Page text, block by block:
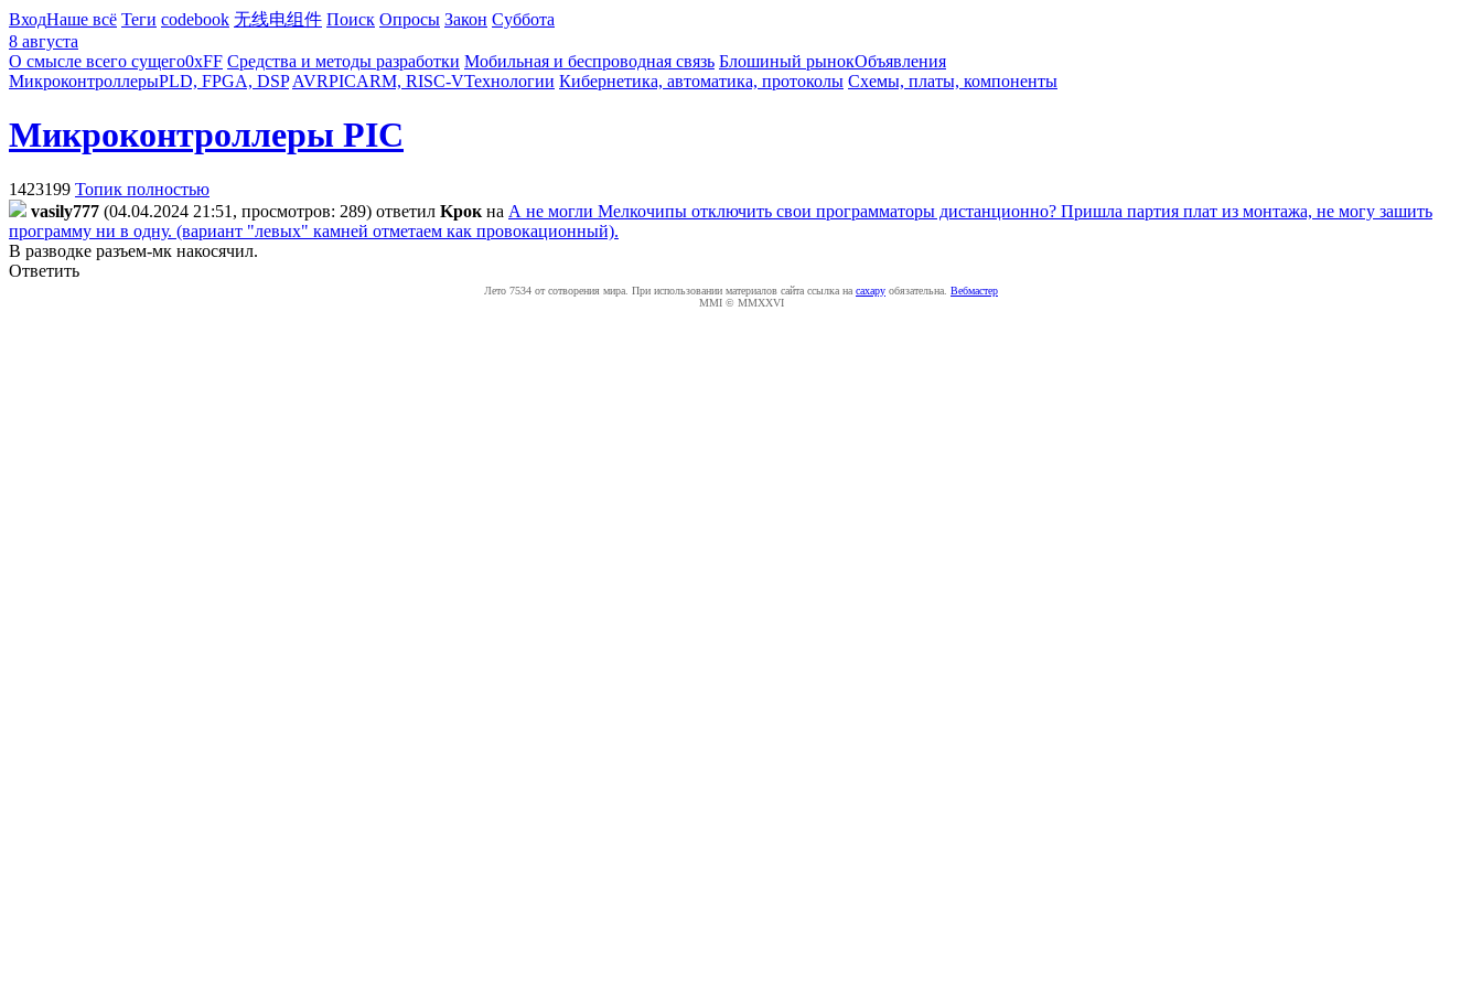
ВходНаше всё Теги codebook 无线电组件 Поиск Опросы Закон Суббота
8 августа
О смысле всего сущего0xFF Средства и методы разработки Мобильная и беспроводная связь Блошиный рынокОбъявления
МикроконтроллерыPLD, FPGA, DSP AVRPICARM, RISC-VТехнологии Кибернетика, автоматика, протоколы Схемы, платы, компоненты
Микроконтроллеры PIC
1423199 Топик полностью
vasily777 (04.04.2024 21:51, просмотров: 289) ответил Kpoк на А не могли Мелкочипы отключить свои программаторы дистанционно? Пришла партия плат из монтажа, не могу зашить
программу ни в одну. (вариант "левых" камней отметаем как провокационный).
В разводке разъем-мк накосячил.
Ответить
Лето 7534 от сотворения мира. При использовании материалов сайта ссылка на caxapу обязательна. Вебмастер
MMI © MMXXVI